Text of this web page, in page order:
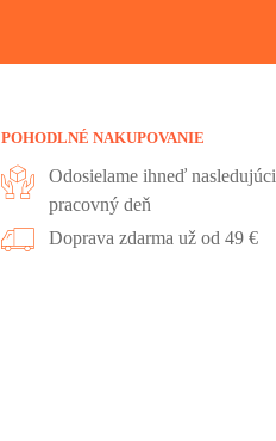
POHODLNÉ NAKUPOVANIE
Odosielame ihneď nasledujúci
pracovný deň
Doprava zdarma už od 49 €